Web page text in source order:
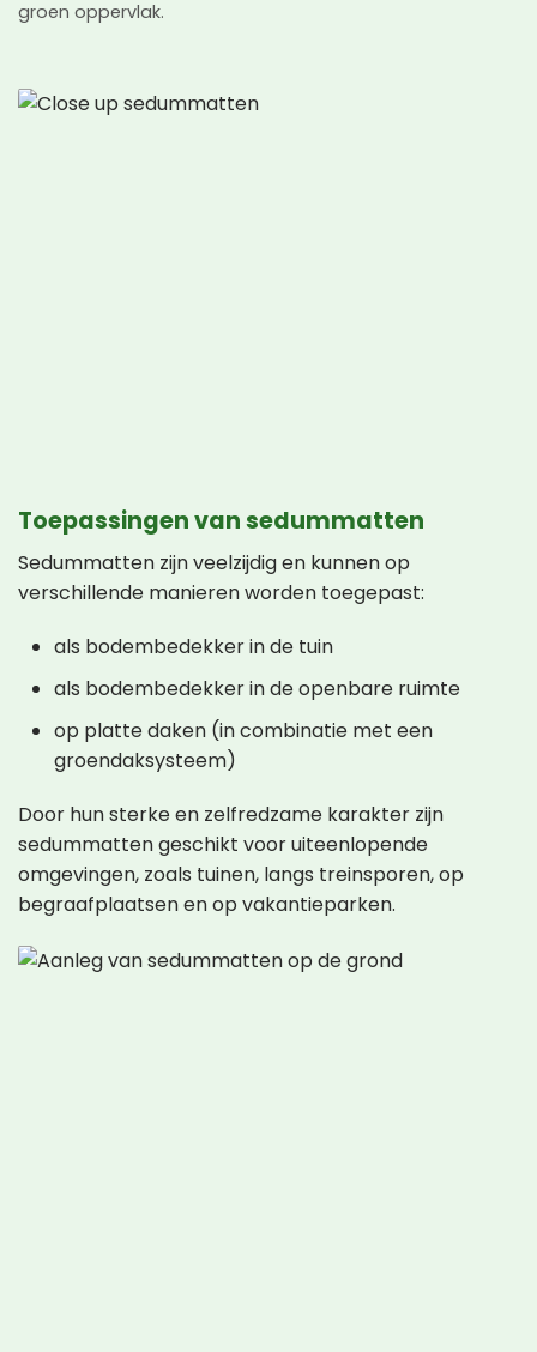
groen oppervlak.
Toepassingen van sedummatten
Sedummatten zijn veelzijdig en kunnen op
verschillende manieren worden toegepast:
als bodembedekker in de tuin
als bodembedekker in de openbare ruimte
op platte daken (in combinatie met een
groendaksysteem)
Door hun sterke en zelfredzame karakter zijn
sedummatten geschikt voor uiteenlopende
omgevingen, zoals tuinen, langs treinsporen, op
begraafplaatsen en op vakantieparken.